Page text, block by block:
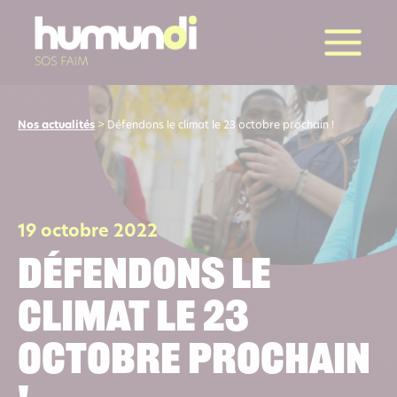
Nos actualités > Défendons le climat le 23 octobre prochain !
19 octobre 2022
Défendons le
climat le 23
octobre prochain